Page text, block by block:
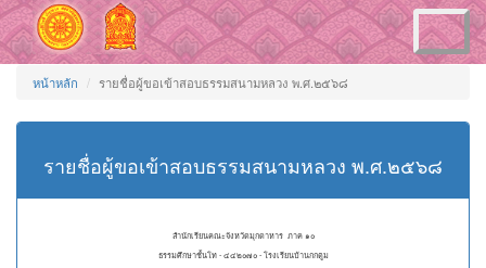
Toggle
navigation
หน้าหลัก รายชื่อผู้ขอเข้าสอบธรรมสนามหลวง พ.ศ.๒๕๖๘
รายชื่อผู้ขอเข้าสอบธรรมสนามหลวง พ.ศ.๒๕๖๘
สำนักเรียนคณะจังหวัดมุกดาหาร ภาค ๑๐
ธรรมศึกษาชั้นโท - ๔๔๒๐๗๐ - โรงเรียนบ้านกกตูม